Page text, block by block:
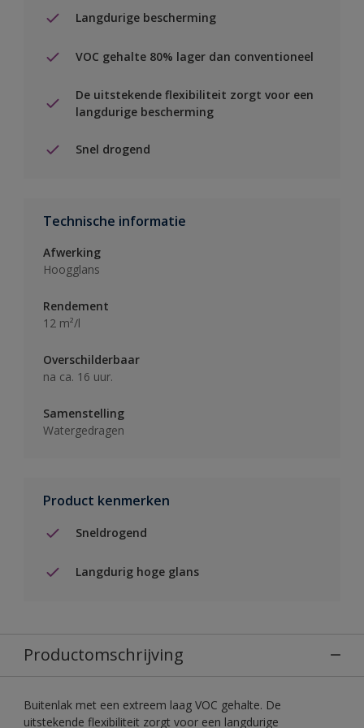
Langdurige bescherming
VOC gehalte 80% lager dan conventioneel
De uitstekende flexibiliteit zorgt voor een
langdurige bescherming
Snel drogend
Technische informatie
Afwerking
Hoogglans
Rendement
12 m²/l
Overschilderbaar
na ca. 16 uur.
Samenstelling
Watergedragen
Product kenmerken
Sneldrogend
Langdurig hoge glans
Productomschrijving
Buitenlak met een extreem laag VOC gehalte. De
uitstekende flexibiliteit zorgt voor een langdurige